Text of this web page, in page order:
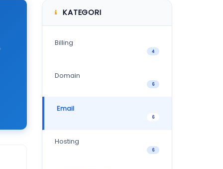
KATEGORI
Billing
4
Domain
6
Email
6
Hosting
6